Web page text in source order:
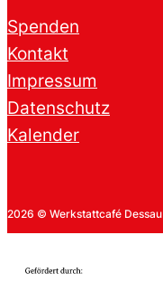
Spenden
Kontakt
Impressum
Datenschutz
Kalender
2026 © Werkstattcafé Dessau